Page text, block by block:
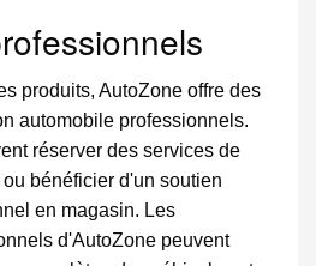
produits, AutoZone offre des
automobile professionnels.
réserver des services de
bénéficier d'un soutien
en magasin. Les
d'AutoZone peuvent